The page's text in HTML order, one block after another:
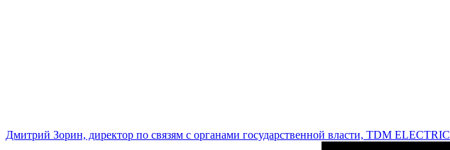
Дмитрий Зорин, директор по связям с органами государственной власти, TDM ELECTRIC